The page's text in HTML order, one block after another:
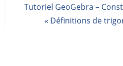
Tutoriel GeoGebra –
« Définitions de